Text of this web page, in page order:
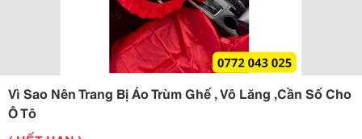
Vì Sao Nên Trang Bị Áo Trùm Ghế , Vô Lăng ,Cần Số Cho
Ô Tô